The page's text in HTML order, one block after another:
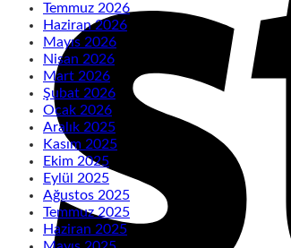
Temmuz 2026
Haziran 2026
Mayıs 2026
Nisan 2026
Mart 2026
Şubat 2026
Ocak 2026
Aralık 2025
Kasım 2025
Ekim 2025
Eylül 2025
Ağustos 2025
Temmuz 2025
Haziran 2025